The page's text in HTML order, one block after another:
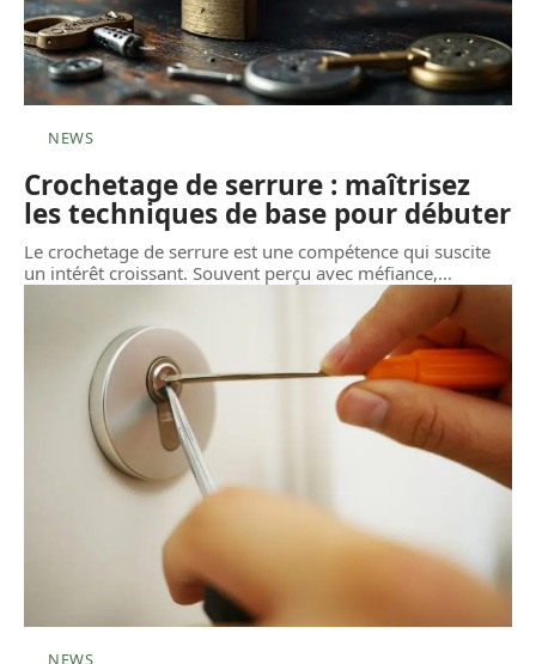
NEWS
Crochetage de serrure : maîtrisez
les techniques de base pour débuter
Le crochetage de serrure est une compétence qui suscite
un intérêt croissant. Souvent perçu avec méfiance,…
NEWS